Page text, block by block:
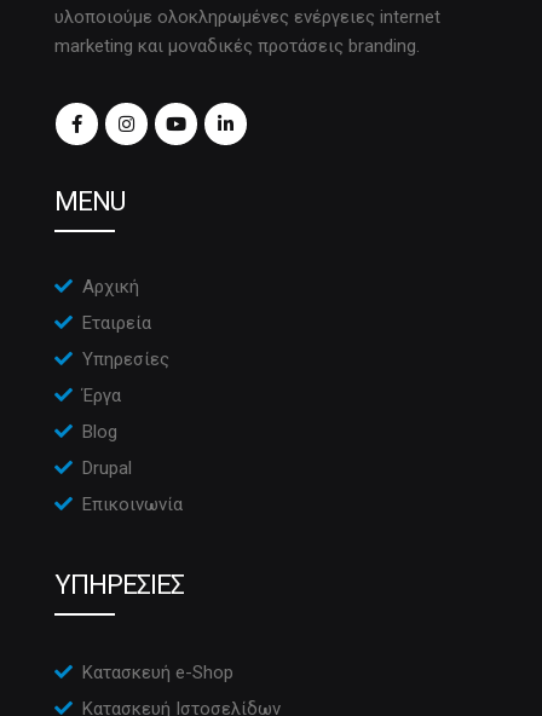
υλοποιούμε ολοκληρωμένες ενέργειες internet
marketing και μοναδικές προτάσεις branding.
MENU
Αρχική
Εταιρεία
Υπηρεσίες
Έργα
Blog
Drupal
Επικοινωνία
ΥΠΗΡΕΣΙΕΣ
Κατασκευή e-Shop
Κατασκευή Ιστοσελίδων